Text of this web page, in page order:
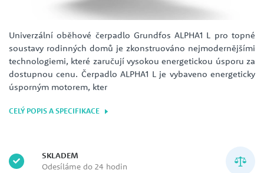
Univerzální oběhové čerpadlo Grundfos ALPHA1 L pro topné
soustavy rodinných domů je zkonstruováno nejmodernějšími
technologiemi, které zaručují vysokou energetickou úsporu za
dostupnou cenu. Čerpadlo ALPHA1 L je vybaveno energeticky
úsporným motorem, kter
CELÝ POPIS A SPECIFIKACE
SKLADEM
Odesíláme do 24 hodin